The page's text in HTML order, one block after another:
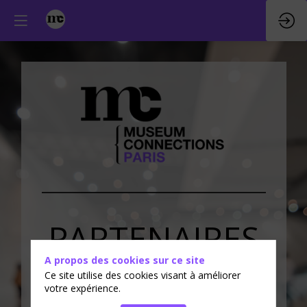
PARTENAIRES
&EXPOSANTS
A propos des cookies sur ce site
Ce site utilise des cookies visant à améliorer
votre expérience.